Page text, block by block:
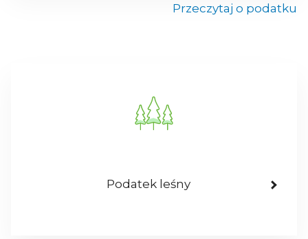
Przeczytaj o podatku
Podatek leśny